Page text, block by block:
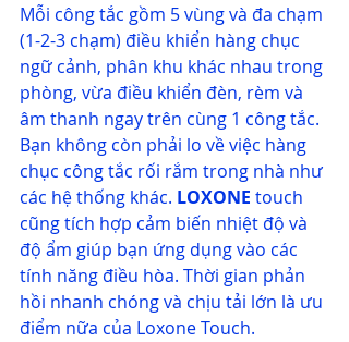
Mỗi công tắc gồm 5 vùng và đa chạm
(1-2-3 chạm) điều khiển hàng chục
ngữ cảnh, phân khu khác nhau trong
phòng, vừa điều khiển đèn, rèm và
âm thanh ngay trên cùng 1 công tắc.
Bạn không còn phải lo về việc hàng
chục công tắc rối rắm trong nhà như
các hệ thống khác. LOXONE touch
cũng tích hợp cảm biến nhiệt độ và
độ ẩm giúp bạn ứng dụng vào các
tính năng điều hòa. Thời gian phản
hồi nhanh chóng và chịu tải lớn là ưu
điểm nữa của Loxone Touch.